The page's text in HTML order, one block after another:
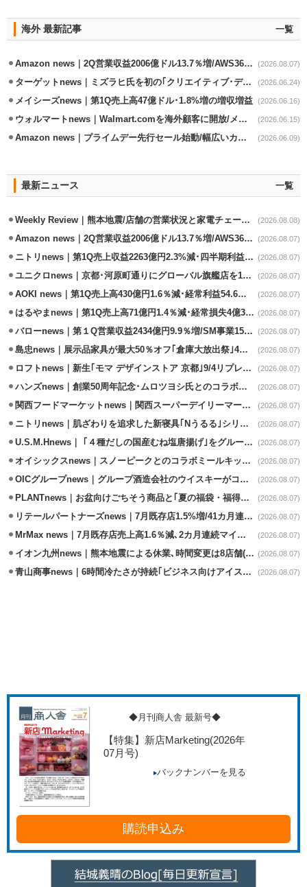
海外 最新記事 一覧
Amazon news｜2Q営業収益2006億ドル13.7％増/AWS36.8％％増が貢献 (2026.08.07)
ターゲットnews｜ミズラヒ氏を初の｢クリエイティブ･ディレクター｣に起用 (2026.06.24)
メイシーズnews｜第1Q売上高47億ドル･1.8%増の増収増益 (2026.06.16)
ウォルマートnews｜Walmart.comを海外顧客に開放/メキシコへ配送開始 (2026.06.15)
Amazon news｜プライムデー先行セール始動/幅広いカテゴリーで割引き (2026.06.09)
最新ニュース 一覧
Weekly Review｜熊本地震/店舗の営業状況と家電チェーンの支援策 (2026.08.08)
Amazon news｜2Q営業収益2006億ドル13.7％増/AWS36.8％％増が貢献 (2026.08.07)
ニトリnews｜第1Q売上収益2263億円2.3%減･四半期利益1.4％減 (2026.08.07)
ユニクロnews｜京都･河原町通りにグローバル旗艦店を11/6開設 (2026.08.07)
AOKI news｜第1Q売上高430億円1.6％減･経常利益54.6％減 (2026.08.07)
はるやまnews｜第1Q売上高71億円1.4％減･経常損失4億3800万円 (2026.08.07)
バローnews｜第１Q営業収益2434億円9.9％増/SM事業15.5％増と絶好調 (2026.08.07)
島忠news｜展示品家具が最大50％オフ｢倉庫大放出祭｣4店舗限定で開催 (2026.08.07)
ロフトnews｜新生｢モマ デザインストア 京都｣9/4リプレイスオープン (2026.08.07)
ハンズnews｜創業50周年記念･ムロツヨシ氏とのコラボ企画｢ムロハンズ｣開催 (2026.08.07)
関西フードマーケットnews｜関西スーパーデイリーマート蒲生店8/7改装 (2026.08.07)
ニトリnews｜肌ざわりを追求した新寝具｢Nうるる｣シリーズを発売 (2026.08.07)
U.S.M.Hnews｜ ｢４種だしの国産むね塩唐揚げ｣をグループ610店で共同販促 (2026.08.07)
オイシックスnews｜スノーピークとのコラボミールキット8/13発売 (2026.08.07)
OICグループnews｜グループ酒造会社のウイスキーがコンペティション受賞 (2026.08.07)
PLANTnews｜お盆向けごちそう商品と｢夏の福袋・福得カート｣8/8から開催 (2026.08.07)
リテールパートナーズnews｜7月既存店1.5%増/41カ月連続増 (2026.08.07)
MrMax news｜7月既存店売上高1.6％減､2カ月連続マイナス (2026.08.07)
イオン九州news｜熊本地震による休業､時間変更は8店舗(8/7時点) (2026.08.07)
青山商事news｜6時間冷たさが持続｢ビジネス向けアイスベスト｣発売 (2026.08.07)
◆月刊商人舎 最新号◆
【特集】新店Marketing(2026年
07月号)
バックナンバーを見る
購読申込み